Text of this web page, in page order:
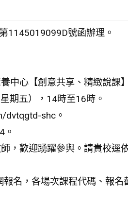
1145019099D號函辦理。
中心【創意共享、精緻說課】
期五），14時至16時。
dvtqgtd-shc。
。
，歡迎踴躍參與。請貴校逕
名，各場次課程代碼、報名